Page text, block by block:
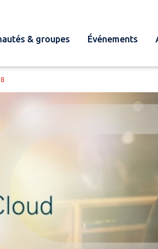
& groupes Événements